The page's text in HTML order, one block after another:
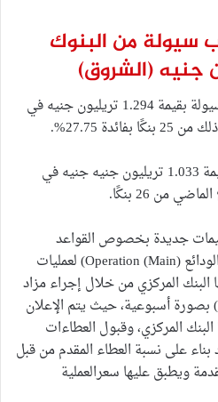
سيولة من البنوك
(الشروق)
سحب البنك المركزي المصري سيولة بقيمة 1.294 تريليون جنيه في
27.75%.
سحب البنك المركزي سيولة بقيمة 1.033 تريليون جنيه جنيه في
من 26 بنكًا.
جديدة بخصوص القواعد
المنظمة للعملية الرئيسية لربط الودائع (Main) Operation) لعمليات
البنك المركزي من خلال إجراء مزاد
ثابت السعر (Fixed-rate Tender) بصورة أسبوعية، حيث يتم الإعلان
المركزي، وقبول العطاءات
على نسبة العطاء المقدم من قبل
ويطبق عليها سعرالعملية